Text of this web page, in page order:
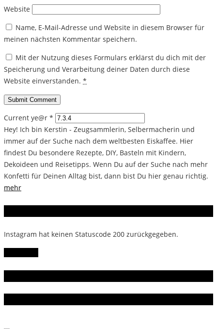
Website
Name, E-Mail-Adresse und Website in diesem Browser für
meinen nächsten Kommentar speichern.
Mit der Nutzung dieses Formulars erklärst du dich mit der
Speicherung und Verarbeitung deiner Daten durch diese
Website einverstanden. *
Current ye@r *
Hey! Ich bin Kerstin - Zeugsammlerin, Selbermacherin und
immer auf der Suche nach dem weltbesten Eiskaffee. Hier
findest Du besondere Rezepte, DIY, Basteln mit Kindern,
Dekoideen und Reisetipps. Wenn Du auf der Suche nach mehr
Konfetti für Deinen Alltag bist, dann bist Du hier genau richtig.
mehr
Instagram hat keinen Statuscode 200 zurückgegeben.